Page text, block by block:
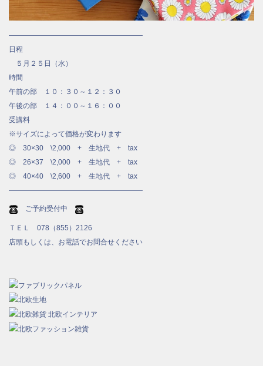
―――――――――――――――――――
日程
５月２５日（水）
時間
午前の部 １０：３０～１２：３０
午後の部 １４：００～１６：００
受講料
※サイズによって価格が変わります
◎ 30×30 \2,000 + 生地代 + tax
◎ 26×37 \2,000 + 生地代 + tax
◎ 40×40 \2,600 + 生地代 + tax
―――――――――――――――――――
ご予約受付中
ＴＥＬ 078（855）2126
店頭もしくは、お電話でお問合せください